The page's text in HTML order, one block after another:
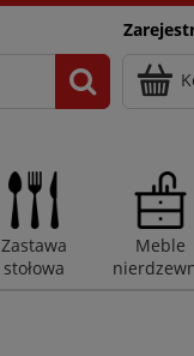
Zastawa
stołowa
Meble